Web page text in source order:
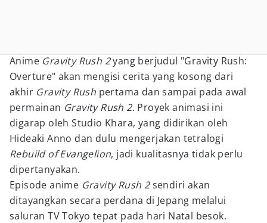
Anime Gravity Rush 2yang berjudul "Gravity Rush:
Overture" akan mengisi cerita yang kosong dari
akhir Gravity Rush pertama dan sampai pada awal
permainan Gravity Rush 2. Proyek animasi ini
digarap oleh Studio Khara, yang didirikan oleh
Hideaki Anno dan dulu mengerjakan tetralogi
Rebuild of Evangelion, jadi kualitasnya tidak perlu
dipertanyakan.
Episode anime Gravity Rush 2sendiri akan
ditayangkan secara perdana di Jepang melalui
saluran TV Tokyo tepat pada hari Natal besok.